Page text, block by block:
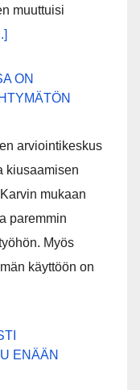
muuttuisi
ON
arviointikeskus
kiusaamisen
mukaan
paremmin
Myös
käyttöön on
ENÄÄN